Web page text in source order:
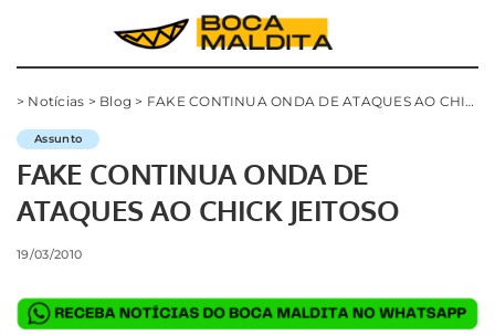
> Notícias > Blog > FAKE CONTINUA ONDA DE ATAQUES AO CHICK JEITOSO
Assunto
FAKE CONTINUA ONDA DE
ATAQUES AO CHICK JEITOSO
19/03/2010